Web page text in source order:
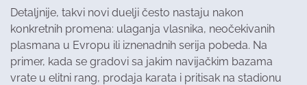
Detaljnije, takvi novi duelji često nastaju nakon
konkretnih promena: ulaganja vlasnika, neočekivanih
plasmana u Evropu ili iznenadnih serija pobeda. Na
primer, kada se gradovi sa jakim navijačkim bazama
vrate u elitni rang, prodaja karata i pritisak na stadionu